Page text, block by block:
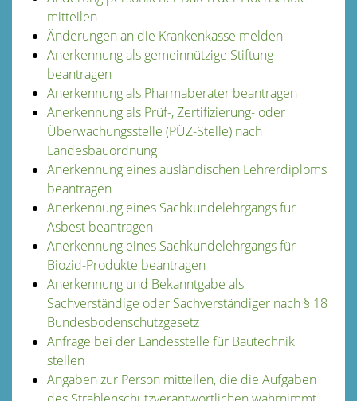
mitteilen
Änderungen an die Krankenkasse melden
Anerkennung als gemeinnützige Stiftung
beantragen
Anerkennung als Pharmaberater beantragen
Anerkennung als Prüf-, Zertifizierung- oder
Überwachungsstelle (PÜZ-Stelle) nach
Landesbauordnung
Anerkennung eines ausländischen Lehrerdiploms
beantragen
Anerkennung eines Sachkundelehrgangs für
Asbest beantragen
Anerkennung eines Sachkundelehrgangs für
Biozid-Produkte beantragen
Anerkennung und Bekanntgabe als
Sachverständige oder Sachverständiger nach § 18
Bundesbodenschutzgesetz
Anfrage bei der Landesstelle für Bautechnik
stellen
Angaben zur Person mitteilen, die die Aufgaben